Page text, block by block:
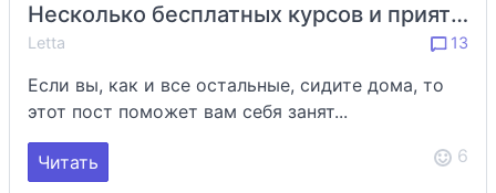
Несколько бесплатных курсов и приятных штук
Letta 13
Если вы, как и все остальные, сидите дома, то
этот пост поможет вам себя занят...
Читать 6